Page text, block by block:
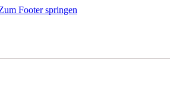
Footer springen